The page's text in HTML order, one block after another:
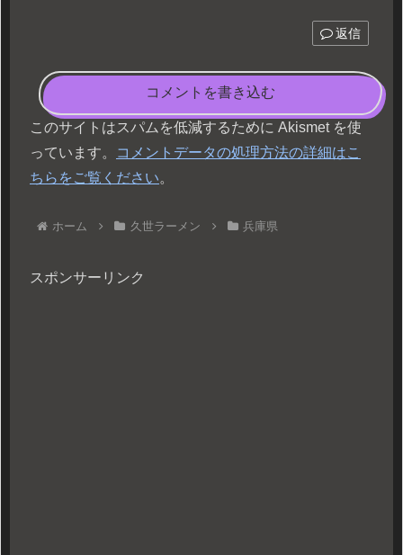
返信
コメントを書き込む
このサイトはスパムを低減するために Akismet を使
っています。
コメントデータの処理方法の詳細はこ
ちらをご覧ください。
ホーム 久世ラーメン 兵庫県
スポンサーリンク